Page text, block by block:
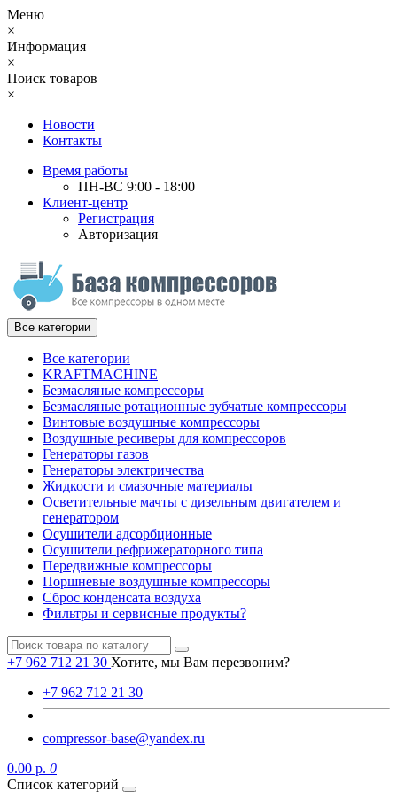
Меню
×
Информация
×
Поиск товаров
×
Новости
Контакты
Время работы
ПН-ВС 9:00 - 18:00
Клиент-центр
Регистрация
Авторизация
Все категории
Все категории
KRAFTMACHINE
Безмасляные компрессоры
Безмасляные ротационные зубчатые компрессоры
Винтовые воздушные компрессоры
Воздушные ресиверы для компрессоров
Генераторы газов
Генераторы электричества
Жидкости и смазочные материалы
Осветительные мачты с дизельным двигателем и
генератором
Осушители адсорбционные
Осушители рефрижераторного типа
Передвижные компрессоры
Поршневые воздушные компрессоры
Сброс конденсата воздуха
Фильтры и сервисные продукты?
+7 962 712 21 30 Хотите, мы Вам перезвоним?
+7 962 712 21 30
compressor-base@yandex.ru
0.00 р. 0
Список категорий